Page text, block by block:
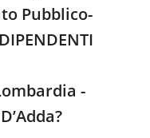
Pubblico-
-